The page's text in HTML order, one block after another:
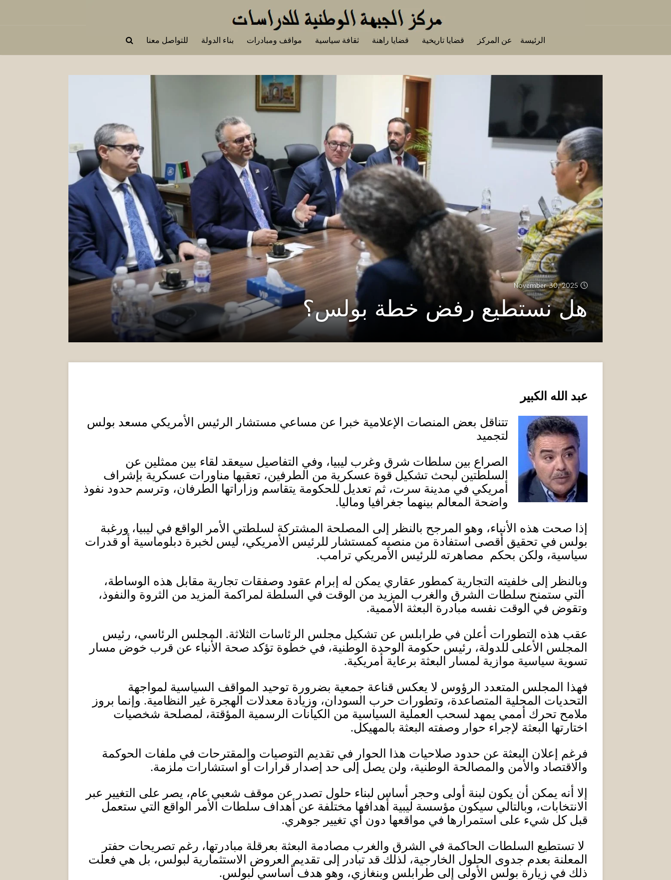
الرئيسة عن المركز قضايا تاريخية قضايا راهنة ثقافة سياسية مواقف ومبادرات بناء الدولة للتواصل معنا
November 30, 2025
هل نستطيع رفض خطة بولس؟
عبد الله الكبير
تتناقل بعض المنصات الإعلامية خبرا عن مساعي مستشار الرئيس الأمريكي مسعد بولس
لتجميد
الصراع بين سلطات شرق وغرب ليبيا، وفي التفاصيل سيعقد لقاء بين ممثلين عن
السلطتين لبحث تشكيل قوة عسكرية من الطرفين، تعقبها مناورات عسكرية بإشراف
أمريكي في مدينة سرت، ثم تعديل للحكومة يتقاسم وزاراتها الطرفان، وترسم حدود نفوذ
واضحة المعالم بينهما جغرافيا وماليا.
إذا صحت هذه الأنباء، وهو المرجح بالنظر إلى المصلحة المشتركة لسلطتي الأمر الواقع في ليبيا، ورغبة
بولس في تحقيق أقصى استفادة من منصبه كمستشار للرئيس الأمريكي، ليس لخبرة دبلوماسية أو قدرات
سياسية، ولكن بحكم مصاهرته للرئيس الأمريكي ترامب.
وبالنظر إلى خلفيته التجارية كمطور عقاري يمكن له إبرام عقود وصفقات تجارية مقابل هذه الوساطة،
التي ستمنح سلطات الشرق والغرب المزيد من الوقت في السلطة لمراكمة المزيد من الثروة والنفوذ،
وتقوض في الوقت نفسه مبادرة البعثة الأممية.
عقب هذه التطورات أعلن في طرابلس عن تشكيل مجلس الرئاسات الثلاثة.
المجلس الرئاسي، رئيس
المجلس الأعلى للدولة، رئيس حكومة الوحدة الوطنية، في خطوة تؤكد صحة الأنباء عن قرب خوض مسار
تسوية سياسية موازية لمسار البعثة برعاية أمريكية.
فهذا المجلس المتعدد الرؤوس لا يعكس قناعة جمعية بضرورة توحيد المواقف السياسية لمواجهة
التحديات المحلية المتصاعدة، وتطورات حرب السودان، وزيادة معدلات الهجرة غير النظامية. وإنما بروز
ملامح تحرك أممي يمهد لسحب العملية السياسية من الكيانات الرسمية المؤقتة، لمصلحة شخصيات
اختارتها البعثة لإجراء حوار وصفته البعثة بالمهيكل.
فرغم إعلان البعثة عن حدود صلاحيات هذا الحوار في تقديم التوصيات والمقترحات في ملفات الحوكمة
والاقتصاد والأمن والمصالحة الوطنية، ولن يصل إلى حد إصدار قرارات أو استشارات ملزمة.
إلا أنه يمكن أن يكون لبنة أولى وحجر أساس لبناء حلول تصدر عن موقف شعبي عام، يصر على التغيير عبر
الانتخابات، وبالتالي سيكون مؤسسة ليبية أهدافها مختلفة عن أهداف سلطات الأمر الواقع التي ستعمل
قبل كل شيء على استمرارها في مواقعها دون أي تغيير جوهري.
لا تستطيع السلطات الحاكمة في الشرق والغرب مصادمة البعثة بعرقلة مبادرتها، رغم تصريحات حفتر
المعلنة بعدم جدوى الحلول الخارجية، لذلك قد تبادر إلى تقديم العروض الاستثمارية لبولس، بل هي فعلت
ذلك في زيارة بولس الأولى إلى طرابلس وبنغازي، وهو هدف أساسي لبولس.